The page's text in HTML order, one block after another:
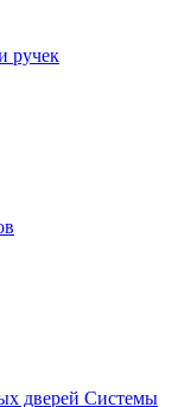
ручек
Системы